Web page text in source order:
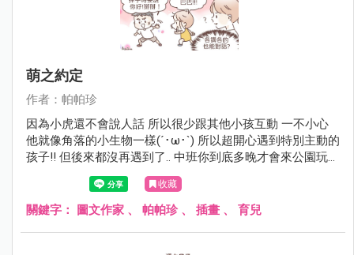
萌之約定
作者：帕帕珍
因為小虎還不會說人話 所以很少跟其他小孩互動 一不小心
他就像角落的小生物一樣(´･ω･`) 所以超開心遇到特別主動的
孩子!! 但後來都沒再遇到了.. 中班你到底多晚才會來公園玩呀
收藏
關鍵字： 圖文作家 、 帕帕珍、 插畫 、 育兒